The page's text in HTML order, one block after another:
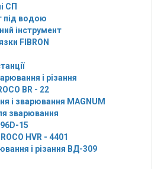
СП
під водою
інструмент
FIBRON
і різання
BR - 22
і зварювання MAGNUM
зварювання
15
HVR - 4401
і різання ВД-309